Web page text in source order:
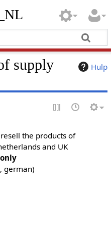
Hulp
supply
resell the products of
and UK
german)